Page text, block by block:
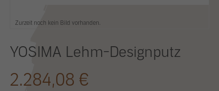
Zurzeit noch kein Bild vorhanden.
YOSIMA Lehm-Designputz
2.284,08 €